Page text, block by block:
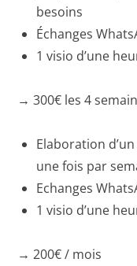
besoins
Échanges
1 visio d’une
→ 300€ les 4
Elaboration
une fois par
Echanges
1 visio d’une
→ 200€ / mois